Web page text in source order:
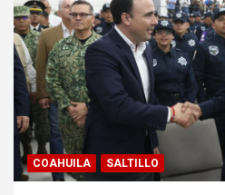
COAHUILA SALTILLO